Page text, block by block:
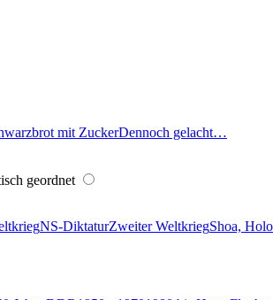
mit ZuckerDennoch gelacht…
geordnet
NS-DiktaturZweiter WeltkriegShoa,